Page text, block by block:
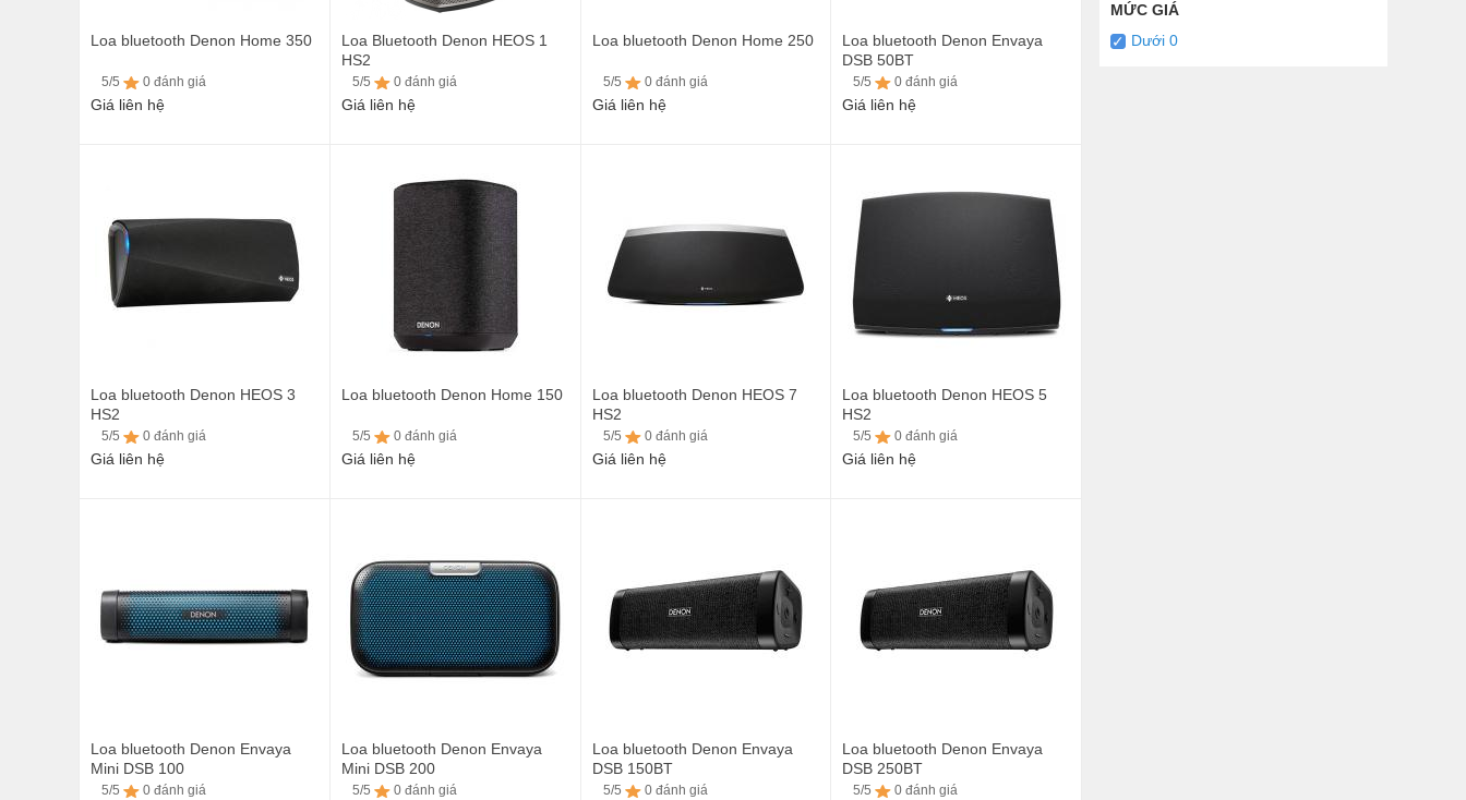
Loa bluetooth Denon Home 350
5/5 0 đánh giá
Giá liên hệ
Loa Bluetooth Denon HEOS 1
HS2
5/5 0 đánh giá
Giá liên hệ
Loa bluetooth Denon Home 250
5/5 0 đánh giá
Giá liên hệ
Loa bluetooth Denon Envaya
DSB 50BT
5/5 0 đánh giá
Giá liên hệ
Loa bluetooth Denon HEOS 3
HS2
5/5 0 đánh giá
Giá liên hệ
Loa bluetooth Denon Home 150
5/5 0 đánh giá
Giá liên hệ
Loa bluetooth Denon HEOS 7
HS2
5/5 0 đánh giá
Giá liên hệ
Loa bluetooth Denon HEOS 5
HS2
5/5 0 đánh giá
Giá liên hệ
Loa bluetooth Denon Envaya
Mini DSB 100
5/5 0 đánh giá
Loa bluetooth Denon Envaya
Mini DSB 200
5/5 0 đánh giá
Loa bluetooth Denon Envaya
DSB 150BT
5/5 0 đánh giá
Loa bluetooth Denon Envaya
DSB 250BT
5/5 0 đánh giá
MỨC GIÁ
Dưới 0